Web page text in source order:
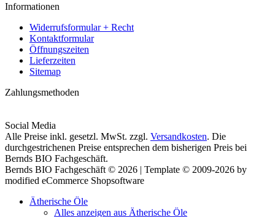
Informationen
Widerrufsformular + Recht
Kontaktformular
Öffnungszeiten
Lieferzeiten
Sitemap
Zahlungsmethoden
Social Media
Alle Preise inkl. gesetzl. MwSt. zzgl. Versandkosten. Die
durchgestrichenen Preise entsprechen dem bisherigen Preis bei
Bernds BIO Fachgeschäft.
Bernds BIO Fachgeschäft © 2026 | Template © 2009-2026 by
modified eCommerce Shopsoftware
Ätherische Öle
Alles anzeigen aus Ätherische Öle